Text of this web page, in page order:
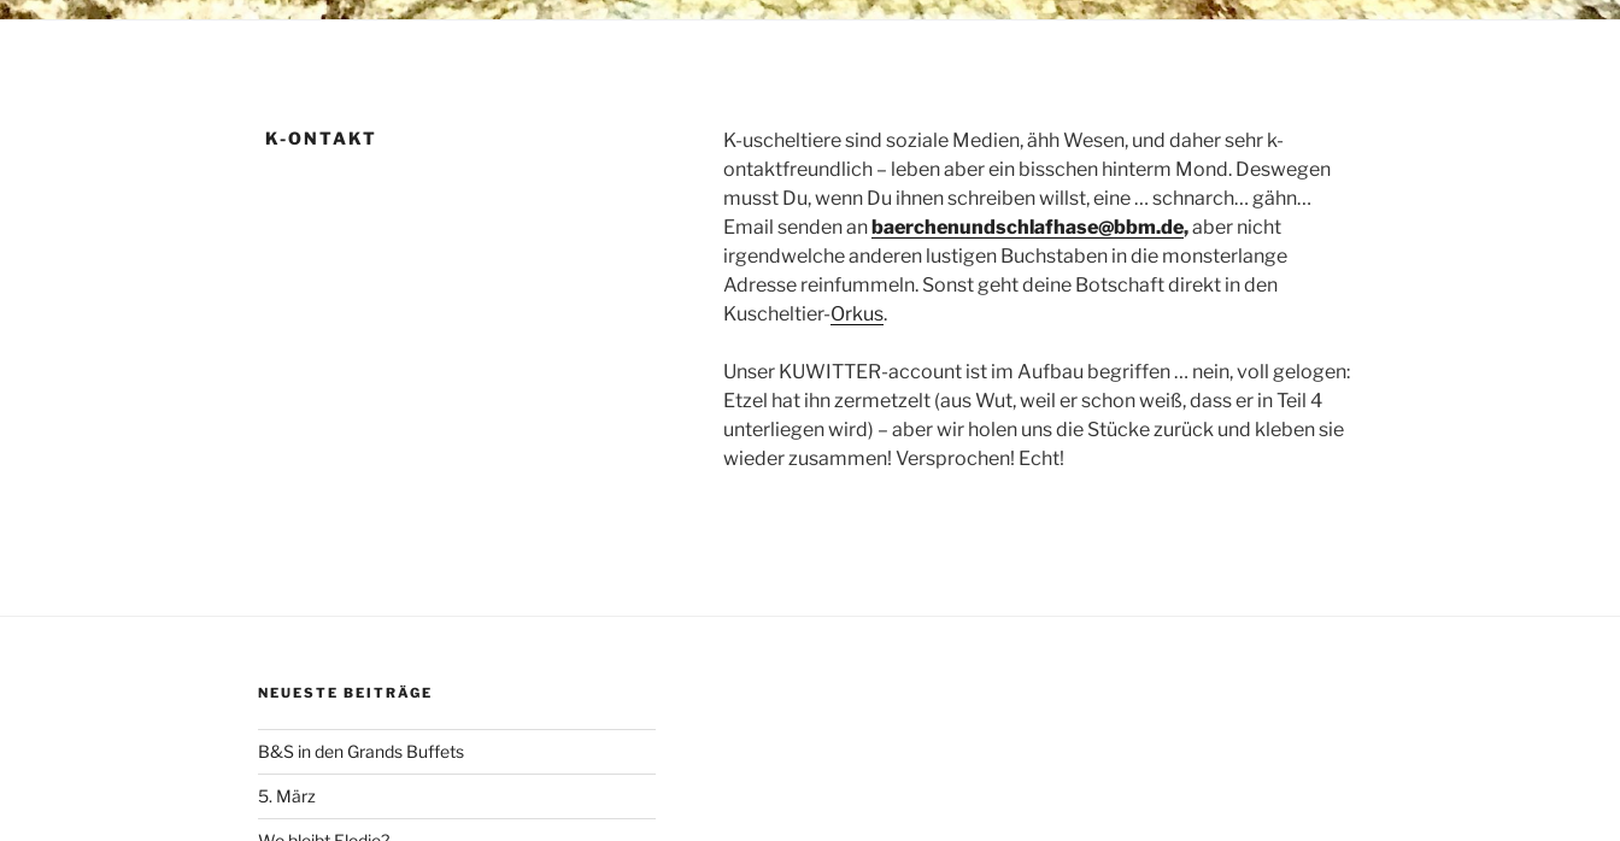
K-ONTAKT
K-uscheltiere sind soziale Medien, ähh Wesen, und daher sehr k-
ontaktfreundlich – leben aber ein bisschen hinterm Mond. Deswegen
musst Du, wenn Du ihnen schreiben willst, eine … schnarch… gähn…
Email senden an baerchenundschlafhase@bbm.de,aber nicht
irgendwelche anderen lustigen Buchstaben in die monsterlange
Adresse reinfummeln. Sonst geht deine Botschaft direkt in den
Kuscheltier-Orkus.
Unser KUWITTER-account ist im Aufbau begriffen … nein, voll gelogen:
Etzel hat ihn zermetzelt (aus Wut, weil er schon weiß, dass er in Teil 4
unterliegen wird) – aber wir holen uns die Stücke zurück und kleben sie
wieder zusammen! Versprochen! Echt!
NEUESTE BEITRÄGE
B&S in den Grands Buffets
5. März